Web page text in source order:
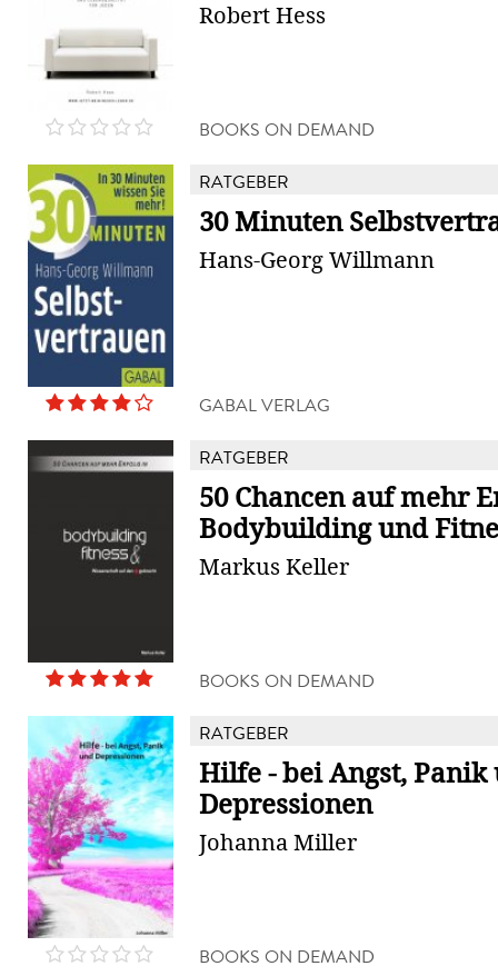
Robert Hess
BOOKS ON DEMAND
RATGEBER
30 Minuten
Hans-Georg Willmann
GABAL VERLAG
RATGEBER
50 Chancen auf mehr
Bodybuilding und
Markus Keller
BOOKS ON DEMAND
RATGEBER
Hilfe - bei Angst, Panik
Depressionen
Johanna Miller
BOOKS ON DEMAND